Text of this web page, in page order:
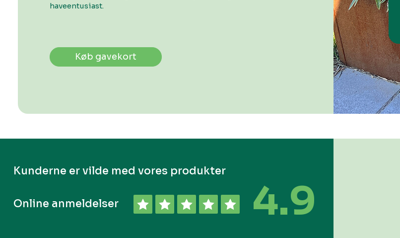
haveentusiast.
Køb gavekort
Kunderne er vilde med vores produkter
Online anmeldelser 4.9